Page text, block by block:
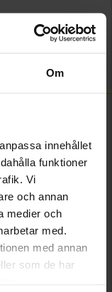
Om
innehållet
funktioner
Vi
och annan
medier och
med.
med annan
som de har